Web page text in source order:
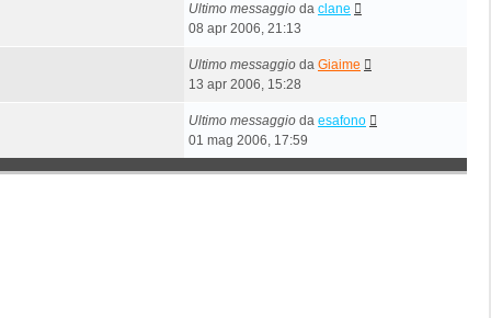
Ultimo messaggio da clane
08 apr 2006, 21:13
Ultimo messaggio da Giaime
13 apr 2006, 15:28
Ultimo messaggio da esafono
01 mag 2006, 17:59